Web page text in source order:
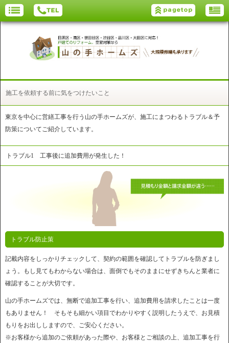
施工を依頼する前に気をつけたいこと
東京を中心に営繕工事を行う山の手ホームズが、施工にまつわるトラブル＆予
防策についてご紹介しています。
トラブル1 工事後に追加費用が発生した！
トラブル防止策
記載内容をしっかりチェックして、契約の範囲を確認してトラブルを防ぎまし
ょう。もし見てもわからない場合は、面倒でもそのままにせずきちんと業者に
確認することが大切です。
山の手ホームズでは、無断で追加工事を行い、追加費用を請求したことは一度
もありません！ そもそも細かい項目でわかりやすく説明したうえで、お見積
もりをお出ししますので、ご安心ください。
※お客様から追加のご依頼があった際や、お客様とご相談の上、追加工事を行